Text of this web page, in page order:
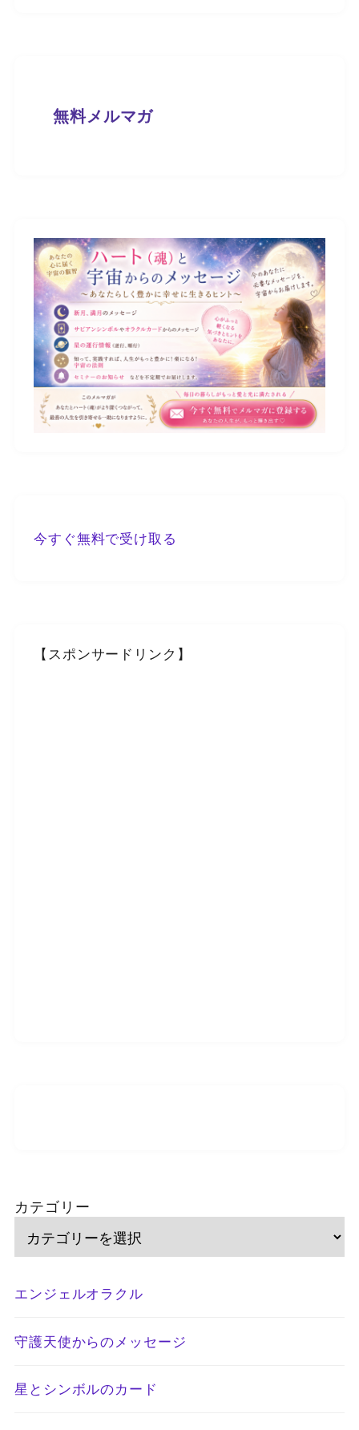
無料メルマガ
今すぐ無料で受け取る
【スポンサードリンク】
カテゴリー
エンジェルオラクル
守護天使からのメッセージ
星とシンボルのカード